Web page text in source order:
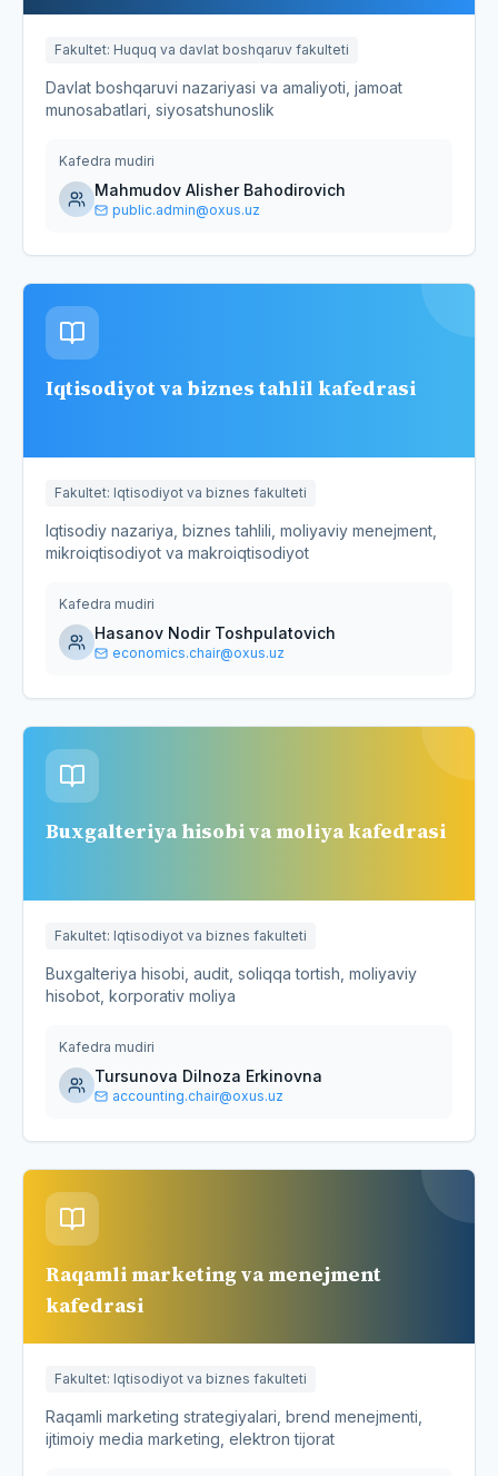
Fakultet: Huquq va davlat boshqaruv fakulteti
Davlat boshqaruvi nazariyasi va amaliyoti, jamoat
munosabatlari, siyosatshunoslik
Kafedra mudiri
Mahmudov Alisher Bahodirovich
public.admin@oxus.uz
Iqtisodiyot va biznes tahlil kafedrasi
Fakultet: Iqtisodiyot va biznes fakulteti
Iqtisodiy nazariya, biznes tahlili, moliyaviy menejment,
mikroiqtisodiyot va makroiqtisodiyot
Kafedra mudiri
Hasanov Nodir Toshpulatovich
economics.chair@oxus.uz
Buxgalteriya hisobi va moliya kafedrasi
Fakultet: Iqtisodiyot va biznes fakulteti
Buxgalteriya hisobi, audit, soliqqa tortish, moliyaviy
hisobot, korporativ moliya
Kafedra mudiri
Tursunova Dilnoza Erkinovna
accounting.chair@oxus.uz
Raqamli marketing va menejment
kafedrasi
Fakultet: Iqtisodiyot va biznes fakulteti
Raqamli marketing strategiyalari, brend menejmenti,
ijtimoiy media marketing, elektron tijorat